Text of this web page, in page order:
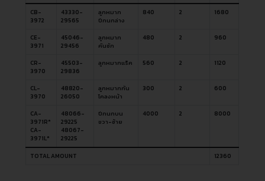
CB-
3972
43330-
29565
ลูกหมาก
ปีกนกล่าง
840 2 1680
CE-
3971
45046-
29456
ลูกหมาก
คันชัก
480 2 960
CR-
3970
45503-
29836
ลูกหมากแร็ค 560 2 1120
CL-
3970
48820-
26050
ลูกหมากกัน
โคลงหน้า
300 2 600
CA-
3971R*
CA-
3971L*
48066-
29225
48067-
29225
ปีกนกบน
ขวา-ซ้าย
4000 2 8000
TOTAL AMOUNT 12360